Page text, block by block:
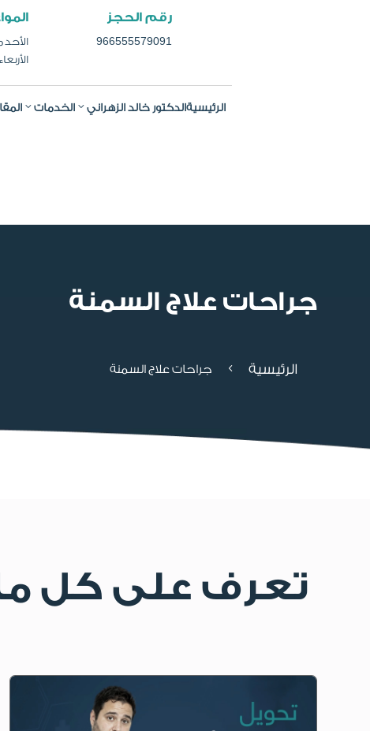
الأحد من
الأربعاء
رقم الحجز
966555579091
الرئيسيةالدكتور خالد الزهراني الخدمات
جراحات علاج السمنة
الرئيسية 4 جراحات علاج السمنة
تعرف على كل